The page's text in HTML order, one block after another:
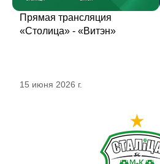
Прямая трансляция
«Столица» - «Витэн»
15 июня 2026 г.